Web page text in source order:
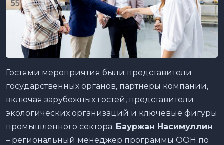
Гостями мероприятия были представители
государственных органов, партнеры компании,
включая зарубежных гостей, представители
экологических организаций и ключевые фигуры
промышленного сектора: Бауржан Насимуллин
– региональный менеджер программы ООН по